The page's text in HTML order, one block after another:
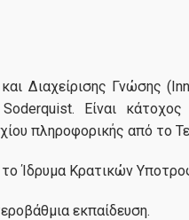
Διαχείρισης Γνώσης
Είναι κάτοχος
πληροφορικής από το
Ίδρυμα Κρατικών
εκπαίδευση.